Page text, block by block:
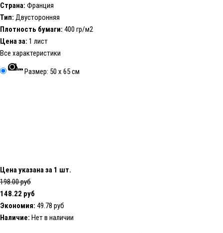
Страна: Франция
Тип: Двусторонняя
Плотность бумаги: 400 гр/м2
Цена за: 1 лист
Все характеристики
Размер: 50 x 65 см
Цена указана за 1 шт.
198.00 руб
148.22 руб
Экономия: 49.78 руб
Наличие: Нет в наличии